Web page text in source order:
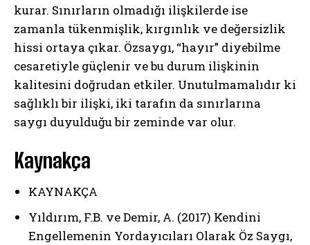
Gizlilik politikasınıokudum, onaylıyorum.
kurar. Sınırların olmadığı ilişkilerde ise
zamanla tükenmişlik, kırgınlık ve değersizlik
hissi ortaya çıkar. Özsaygı, “hayır” diyebilme
cesaretiyle güçlenir ve bu durum ilişkinin
kalitesini doğrudan etkiler. Unutulmamalıdır ki
sağlıklı bir ilişki, iki tarafın da sınırlarına
saygı duyulduğu bir zeminde var olur.
Kaynakça
KAYNAKÇA
Yıldırım, F.B. ve Demir, A. (2017) Kendini
Engellemenin Yordayıcıları Olarak Öz Saygı,